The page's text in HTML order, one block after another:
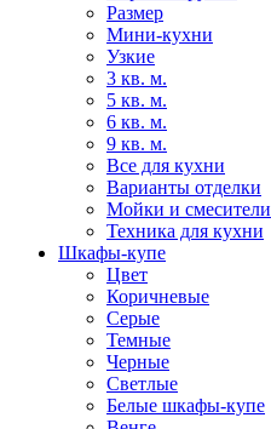
Размер
Мини-кухни
Узкие
3 кв. м.
5 кв. м.
6 кв. м.
9 кв. м.
Все для кухни
Варианты отделки
Мойки и смесители
Техника для кухни
Шкафы-купе
Цвет
Коричневые
Серые
Темные
Черные
Светлые
Белые шкафы-купе